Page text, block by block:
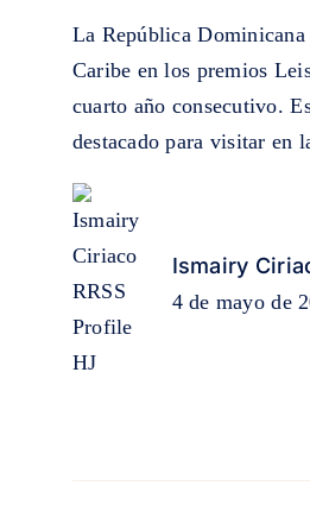
La República
Caribe en los premios
cuarto año consecutivo.
destacado para visitar en
Ismairy
4 de mayo de